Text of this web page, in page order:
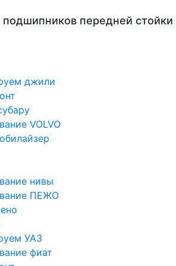
передней
джили
VOLVO
нивы
ПЕЖО
УАЗ
фиат